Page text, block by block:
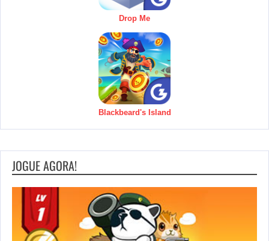
Drop Me
Blackbeard's Island
JOGUE AGORA!